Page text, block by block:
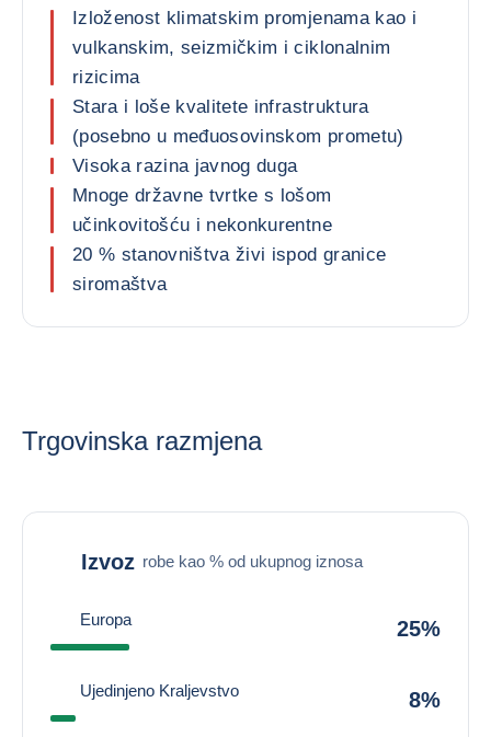
Izloženost klimatskim promjenama kao i
vulkanskim, seizmičkim i ciklonalnim
rizicima
Stara i loše kvalitete infrastruktura
(posebno u međuosovinskom prometu)
Visoka razina javnog duga
Mnoge državne tvrtke s lošom
učinkovitošću i nekonkurentne
20 % stanovništva živi ispod granice
siromaštva
Trgovinska razmjena
Izvoz robe kao % od ukupnog iznosa
Europa 25%
Ujedinjeno Kraljevstvo 8%